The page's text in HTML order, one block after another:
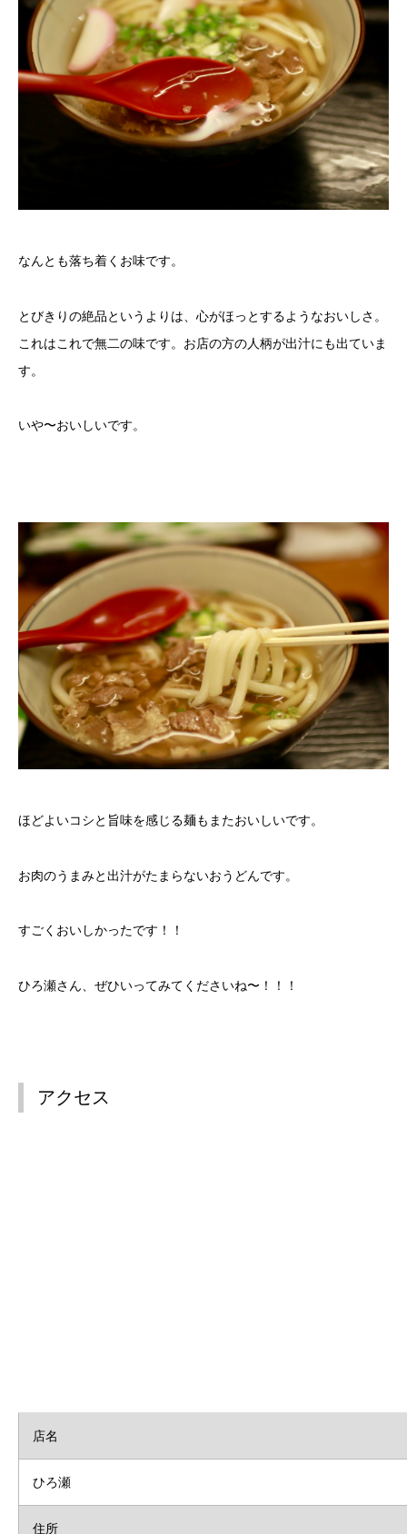
なんとも落ち着くお味です。
とびきりの絶品というよりは、心がほっとするようなおいしさ。
これはこれで無二の味です。お店の方の人柄が出汁にも出ていま
す。
いや〜おいしいです。
ほどよいコシと旨味を感じる麺もまたおいしいです。
お肉のうまみと出汁がたまらないおうどんです。
すごくおいしかったです！！
ひろ瀬さん、ぜひいってみてくださいね〜！！！
アクセス
店名
ひろ瀬
住所